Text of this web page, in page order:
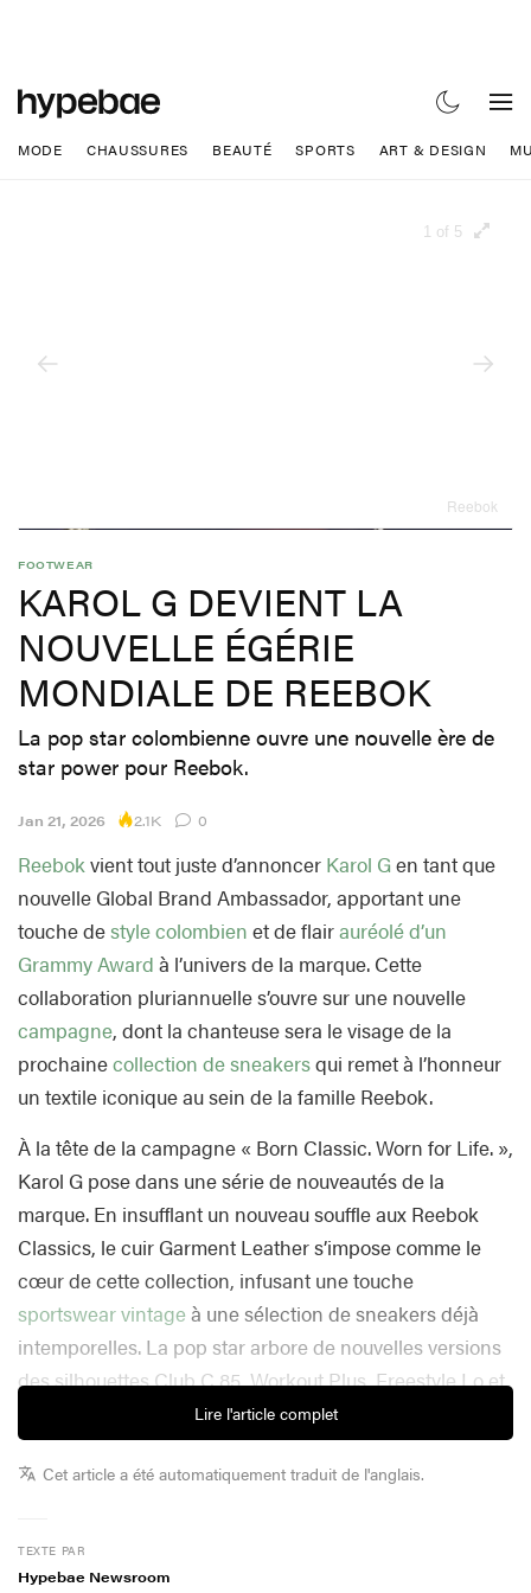
MODE CHAUSSURES BEAUTÉ SPORTS ART & DESIGN
1 of 5
Reebok
FOOTWEAR
KAROL G DEVIENT LA
NOUVELLE ÉGÉRIE
MONDIALE DE REEBOK
La pop star colombienne ouvre une nouvelle ère de
star power pour Reebok.
Jan 21, 2026 2.1K 0
Reebokvient tout juste d’annoncer Karol Gen tant que
nouvelle Global Brand Ambassador, apportant une
touche destyle colombien et de flairauréolé d’un
Grammy Award à l’univers de la marque. Cette
collaboration pluriannuelle s’ouvre sur une nouvelle
campagne, dont la chanteuse sera le visage de la
prochainecollection de sneakersqui remet à l’honneur
un textile iconique au sein de la famille Reebok.
À la tête de la campagne « Born Classic. Worn for Life. »,
Karol G pose dans une série de nouveautés de la
marque. En insufflant un nouveau souffle aux Reebok
Classics, le cuir Garment Leather s’impose comme le
cœur de cette collection, infusant une touche
sportswear vintageà une sélection de sneakers déjà
intemporelles. La pop star arbore de nouvelles versions
des silhouettes Club C 85, Workout Plus, Freestyle Lo et
Classic Leather, qu’elle associe à des pièces sportswear
et lifestyle signées Reebok.
tellement heureuse de rejoindre la famille Reebok. Je
Lire l'article complet
Cet article a été automatiquement traduit de l'anglais.
TEXTE PAR
Hypebae Newsroom